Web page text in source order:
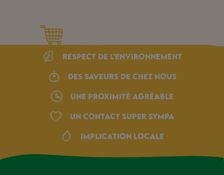
Respect de l’environnement
Des saveurs de chez nous
une proximité agréable
Un Contact Super Sympa
Implication locale